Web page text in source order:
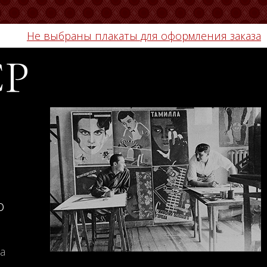
Не выбраны плакаты для оформления заказа